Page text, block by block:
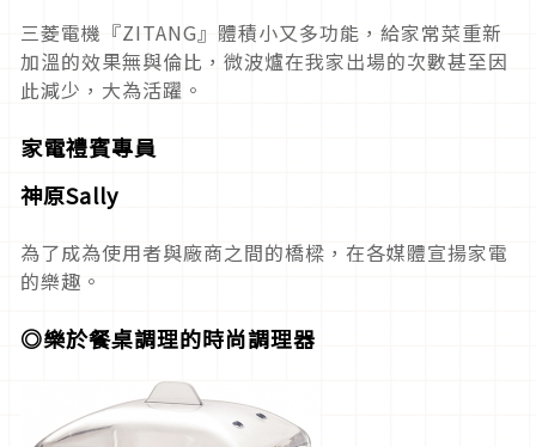
三菱電機『ZITANG』體積小又多功能，給家常菜重新
加溫的效果無與倫比，微波爐在我家出場的次數甚至因
此減少，大為活躍。
家電禮賓專員
神原Sally
為了成為使用者與廠商之間的橋樑，在各媒體宣揚家電
的樂趣。
◎樂於餐桌調理的時尚調理器